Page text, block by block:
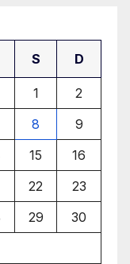
S D
1
2
8
9
15
16
22
23
29
30